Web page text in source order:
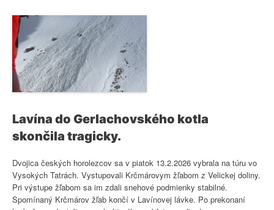
Lavína do Gerlachovského kotla
skončila tragicky.
Dvojica českých horolezcov sa v piatok 13.2.2026 vybrala na túru vo
Vysokých Tatrách. Vystupovali Krčmárovym žľabom z Velickej doliny.
Pri výstupe žľabom sa im zdali snehové podmienky stabilné.
Spomínaný Krčmárov žľab končí v Lavínovej lávke. Po prekonaní